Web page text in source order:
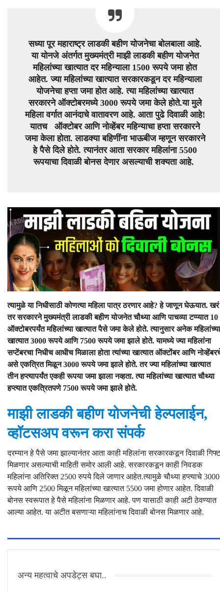
सध्या पूर महाराष्ट्र लाडकी बहीण योजनेचा बोलबाला आहे.
या योनजे अंतर्गत मुख्यमंत्री माझी लाडकी बहीण योजनेत
महिलांच्या खात्यात दर महिन्याला 1500 रूपये जमा होत
आहेत. ज्या महिलांच्या खात्यात सरकारकडून दर महिन्याला
योजनेचा हप्ता जमा होत आहे. त्या महिलांच्या खात्यात
सरकारने ऑक्टोबरमध्ये 3000 रूपये जमा केले होते.या मुले
महिला वर्गात आनंदाचे वातावरण आहे. आता पुढे दिवाळी आहे!
यातच ऑक्टोबर आणि नोव्हेंबर महिन्याचा हप्ता सरकारने
जमा केला होता. लाडक्या बहिणींना भाऊबीज म्हणून सरकारने
हे पैसे दिले होते. त्यानंतर आता सरकार महिलांना 5500
रूपयाचा दिवाळी बोनस देणार असल्याची शक्यता आहे.
त्यामुळे या निधीसाठी कोणत्या महिला पात्र ठरणार आहे? हे जाणून घेऊयात. खरं
तर सरकारने मुख्यमंत्री लाडकी बहीण योजनेत चौथ्या आणि पाचव्या टप्प्यात 10
ऑक्टोबरपर्यंत महिलांच्या खात्यात पैसे जमा केले होते. त्यानुसार अनेक महिलांच्या
खात्यात 3000 रूपये आणि 7500 रूपये जमा झाले होते. यामध्ये ज्या महिलांना
सप्टेंबरचा निधीच आधीच मिळाला होता त्यांच्या खात्यात ऑक्टोंबर आणि
असे एकत्रित मिळून 3000 रूपये जमा झाले होते. तर ज्या महिलांच्या खात्यात
तीन हप्त्यापर्यंत एकही रूपया जमा झाला नव्हता. त्या महिलांच्या खात्यात चौथ्या
हप्त्यात एकत्रितपणे 7500 रूपये जमा झाले होते.
माझी लाडकी बहीण योजनेची हेल्पलाईन,
व्हॉटसअप वरून करा संपर्क
दरम्यान हे पैसे जमा झाल्यानंतर आता काही महिलांना सरकारकडून दिवाळी गिफ्ट
मिळणार असल्याची माहिती समोर आली आहे. सरकारकडून काही निवडक
महिलांना अतिरिक्त 2500 रुपये दिले जाणार आहेत.त्यामुळे चौथ्या हप्त्याचे 3000
रूपये आणि 2500 मिळून महिलांच्या खात्यात 5500 जमा होणार आहेत. दिवाळी
बोनस स्वरूपात हे पैसे महिलांना मिळणार आहे. पण यासाठी काही अटी ठेवण्यात
आल्या आहेत. या अटीत बसणाऱ्या महिलांनाच दिवाळी बोनस मिळणार आहे.
अन्य महत्वाचे अपडेट्स बघा..